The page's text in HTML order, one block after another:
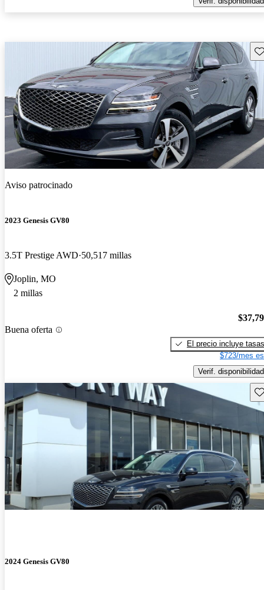
Aviso patrocinado
2023 Genesis GV80
3.5T Prestige AWD 50,517 millas
Joplin, MO
2 millas
Buena oferta
El precio incluye tasas
$723/mes
Verif. disponibilidad
2024 Genesis GV80